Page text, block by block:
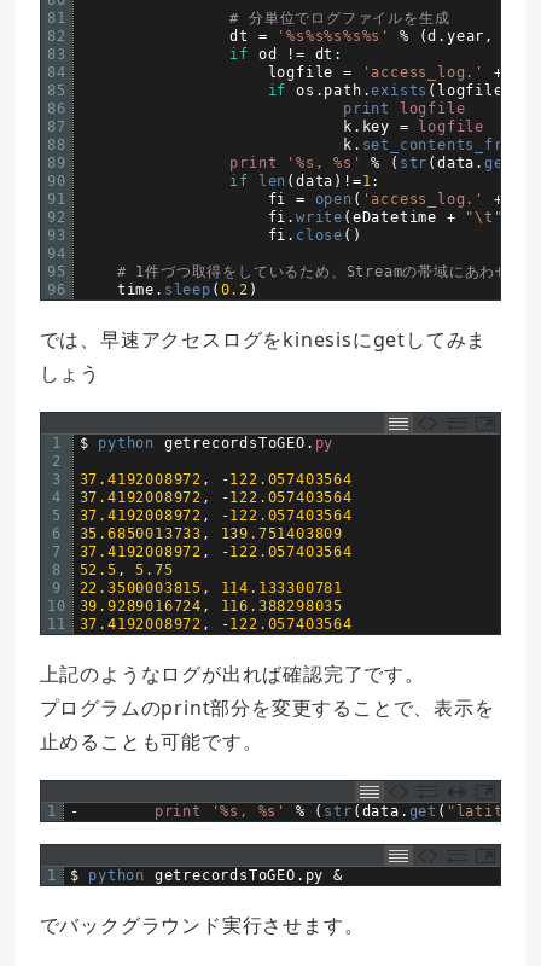
81
82
83
84
85
86
87
88
89
90
91
92
93
94
95
96
# 分単位でログファイルを生成
dt
= '%s%s%s%s%s' % (d . year ,
if
od != dt :
logfile
= 'access_log.' +
if
os . path .exists ( logfile
print
logfile
k . key =
logfile
k .
print
'%s, %s' % ( str (data .get
if
len (data ) !=1:
fi
= open ( 'access_log.' +
fi .write ( eDatetime + "\t"
fi . close ( )
# 1件づつ取得をしているため、Streamの帯域にあわせて
time . sleep ( 0.2 )
では、早速アクセスログをkinesisにgetしてみま
しょう
1
2
3
4
5
6
7
8
9
10
11
$ python getrecordsToGEO . py
37.4192008972 , -122.057403564
37.4192008972 , -122.057403564
37.4192008972 , -122.057403564
35.6850013733 ,
139.751403809
37.4192008972 , -122.057403564
52.5 ,
5.75
22.3500003815 ,
114.133300781
39.9289016724 ,
116.388298035
37.4192008972 , -122.057403564
上記のようなログが出れば確認完了です。
プログラムのprint部分を変更することで、表示を
止めることも可能です。
1 - print '%s, %s' % ( str ( data . get ( "latitude"
1 $ python getrecordsToGEO . py &
でバックグラウンド実行させます。